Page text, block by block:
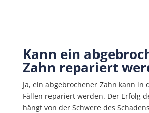
Kann ein
Zahn repariert
Ja, ein abgebrochener Zahn kann in
Fällen repariert werden. Der Erfolg
hängt von der Schwere des